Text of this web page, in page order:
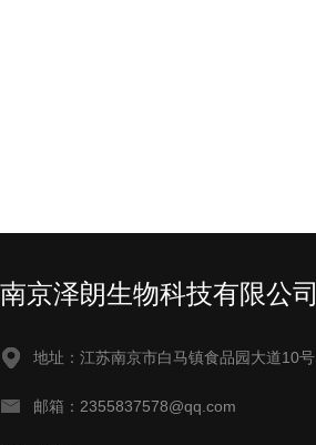
南京泽朗生物科技有限公司
地址：江苏南京市白马镇食品园大道10号
邮箱：2355837578@qq.com